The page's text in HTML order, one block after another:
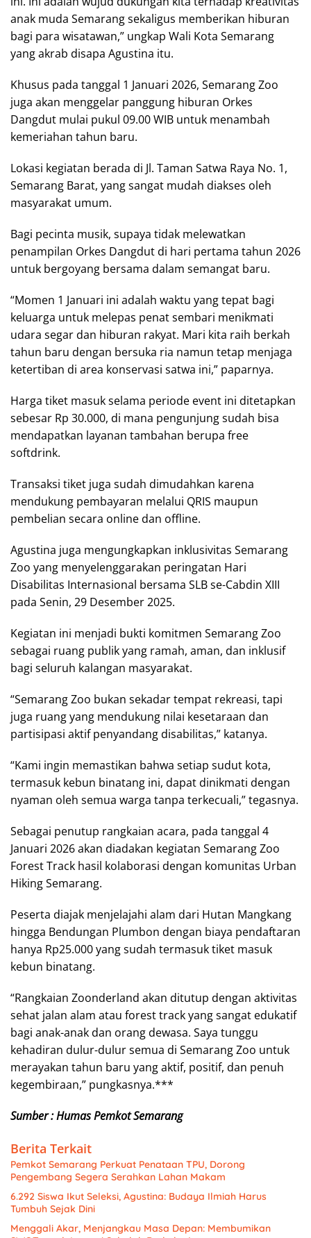
anak muda Semarang sekaligus memberikan hiburan
bagi para wisatawan,” ungkap Wali Kota Semarang
yang akrab disapa Agustina itu.
Khusus pada tanggal 1 Januari 2026, Semarang Zoo
juga akan menggelar panggung hiburan Orkes
Dangdut mulai pukul 09.00 WIB untuk menambah
kemeriahan tahun baru.
Lokasi kegiatan berada di Jl. Taman Satwa Raya No. 1,
Semarang Barat, yang sangat mudah diakses oleh
masyarakat umum.
Bagi pecinta musik, supaya tidak melewatkan
penampilan Orkes Dangdut di hari pertama tahun 2026
untuk bergoyang bersama dalam semangat baru.
“Momen 1 Januari ini adalah waktu yang tepat bagi
keluarga untuk melepas penat sembari menikmati
udara segar dan hiburan rakyat. Mari kita raih berkah
tahun baru dengan bersuka ria namun tetap menjaga
ketertiban di area konservasi satwa ini,” paparnya.
Harga tiket masuk selama periode event ini ditetapkan
sebesar Rp 30.000, di mana pengunjung sudah bisa
mendapatkan layanan tambahan berupa free
softdrink.
Transaksi tiket juga sudah dimudahkan karena
mendukung pembayaran melalui QRIS maupun
pembelian secara online dan offline.
Agustina juga mengungkapkan inklusivitas Semarang
Zoo yang menyelenggarakan peringatan Hari
Disabilitas Internasional bersama SLB se-Cabdin XIII
pada Senin, 29 Desember 2025.
Kegiatan ini menjadi bukti komitmen Semarang Zoo
sebagai ruang publik yang ramah, aman, dan inklusif
bagi seluruh kalangan masyarakat.
“Semarang Zoo bukan sekadar tempat rekreasi, tapi
juga ruang yang mendukung nilai kesetaraan dan
partisipasi aktif penyandang disabilitas,” katanya.
“Kami ingin memastikan bahwa setiap sudut kota,
termasuk kebun binatang ini, dapat dinikmati dengan
nyaman oleh semua warga tanpa terkecuali,” tegasnya.
Sebagai penutup rangkaian acara, pada tanggal 4
Januari 2026 akan diadakan kegiatan Semarang Zoo
Forest Track hasil kolaborasi dengan komunitas Urban
Hiking Semarang.
Peserta diajak menjelajahi alam dari Hutan Mangkang
hingga Bendungan Plumbon dengan biaya pendaftaran
hanya Rp25.000 yang sudah termasuk tiket masuk
kebun binatang.
“Rangkaian Zoonderland akan ditutup dengan aktivitas
sehat jalan alam atau forest track yang sangat edukatif
bagi anak-anak dan orang dewasa. Saya tunggu
kehadiran dulur-dulur semua di Semarang Zoo untuk
merayakan tahun baru yang aktif, positif, dan penuh
kegembiraan,” pungkasnya.***
Sumber : Humas Pemkot Semarang
Berita Terkait
Pemkot Semarang Perkuat Penataan TPU, Dorong
Pengembang Segera Serahkan Lahan Makam
6.292 Siswa Ikut Seleksi, Agustina: Budaya Ilmiah Harus
Tumbuh Sejak Dini
Menggali Akar, Menjangkau Masa Depan: Membumikan